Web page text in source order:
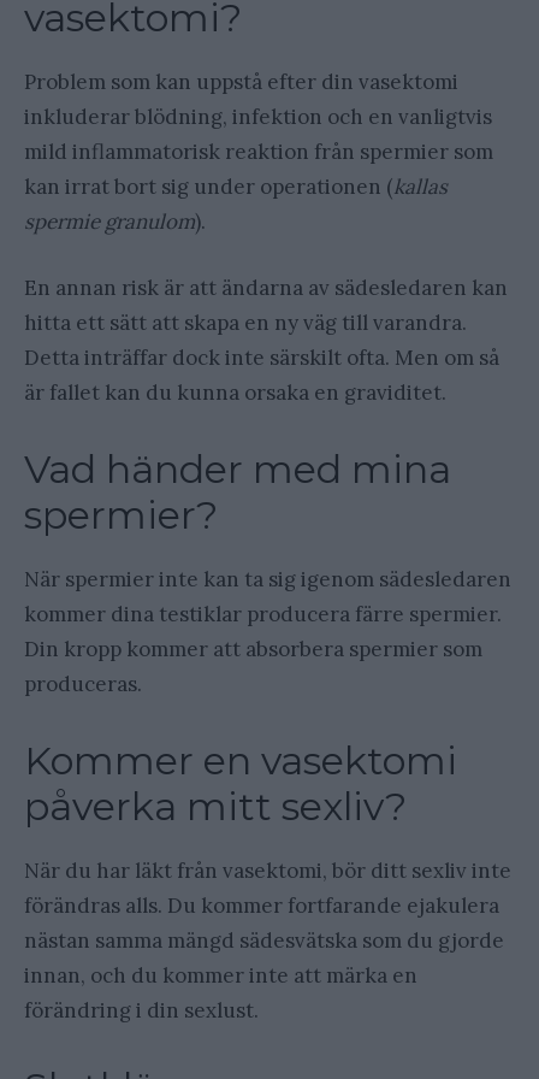
vasektomi?
Problem som kan uppstå efter din vasektomi
inkluderar blödning, infektion och en vanligtvis
mild inflammatorisk reaktion från spermier som
kan irrat bort sig under operationen (kallas
spermie granulom).
En annan risk är att ändarna av sädesledaren kan
hitta ett sätt att skapa en ny väg till varandra.
Detta inträffar dock inte särskilt ofta. Men om så
är fallet kan du kunna orsaka en graviditet.
Vad händer med mina
spermier?
När spermier inte kan ta sig igenom sädesledaren
kommer dina testiklar producera färre spermier.
Din kropp kommer att absorbera spermier som
produceras.
Kommer en vasektomi
påverka mitt sexliv?
När du har läkt från vasektomi, bör ditt sexliv inte
förändras alls. Du kommer fortfarande ejakulera
nästan samma mängd sädesvätska som du gjorde
innan, och du kommer inte att märka en
förändring i din sexlust.